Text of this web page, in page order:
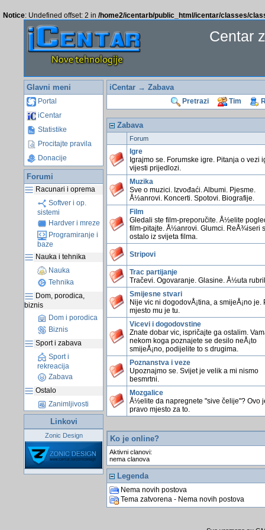
Notice: Undefined offset: 2 in /home2/icentarb/public_html/icentar/classes/
Centar
Glavni meni
Portal
iCentar
Statistike
Procitajte pravila
Donacije
Forumi
Racunari i oprema
Softver i op.
sistemi
Hardver i mreze
Programiranje i
baze
Nauka i tehnika
Nauka
Tehnika
Dom, porodica,
biznis
Dom i porodica
Biznis
Sport i zabava
Sport i
rekreacija
Zabava
Ostalo
Zanimljivosti
Linkovi
Zonic Design
iCentar→ Zabava
Pretrazi Tim
Zabava
Forum
Igre
Igrajmo se. Forumske igre. Pitanja o vezi
vijesti prijedlozi.
Muzika
Sve o muzici. Izvođaći. Albumi. Pjesme.
Å½anrovi. Koncerti. Spotovi. Biografije.
Film
Gledali ste film-preporučite. Å½elite
film-pitajte. Å½anrovi. Glumci. ReÅ¾iseri
ostalo iz svijeta filma.
Stripovi
Trac partijanje
Tračevi. Ogovaranje. Glasine. Å½uta
Smijesne stvari
Nije vic ni dogodovÅ¡tina, a smijeÅ¡no je.
mjesto mu je tu.
Vicevi i dogodovstine
Znate dobar vic, ispričajte ga ostalim.
nekom koga poznajete se desilo neÅ¡to
smijeÅ¡no, podijelite to s drugima.
Poznanstva i veze
Upoznajmo se. Svijet je velik a mi nismo
besmrtni.
Mozgalice
Å½elite da napregnete "sive čelije"? Ovo
pravo mjesto za to.
Ko je online?
Aktivni clanovi:
nema clanova
Legenda
Nema novih postova
Tema zatvorena - Nema novih postova